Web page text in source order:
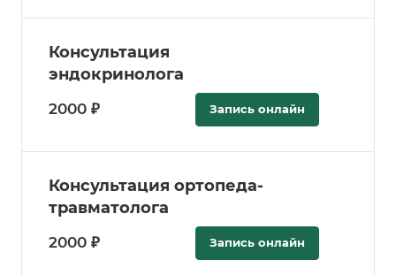
Консультация
эндокринолога
2000 ₽ Запись онлайн
Консультация ортопеда-
травматолога
2000 ₽ Запись онлайн